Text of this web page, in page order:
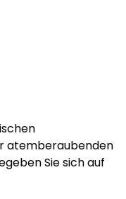
atemberaubenden
Sie sich auf